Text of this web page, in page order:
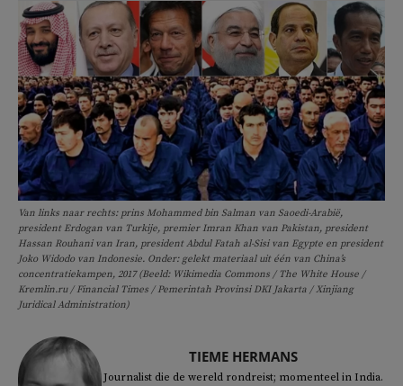
Van links naar rechts: prins Mohammed bin Salman van Saoedi-Arabië,
president Erdogan van Turkije, premier Imran Khan van Pakistan, president
Hassan Rouhani van Iran, president Abdul Fatah al-Sisi van Egypte en president
Joko Widodo van Indonesie. Onder: gelekt materiaal uit één van China’s
concentratiekampen, 2017 (Beeld: Wikimedia Commons / The White House /
Kremlin.ru / Financial Times / Pemerintah Provinsi DKI Jakarta / Xinjiang
Juridical Administration)
TIEME HERMANS
Journalist die de wereld rondreist; momenteel in India.